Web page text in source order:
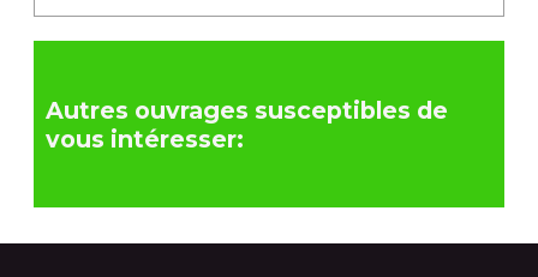
Autres ouvrages susceptibles de
vous intéresser: